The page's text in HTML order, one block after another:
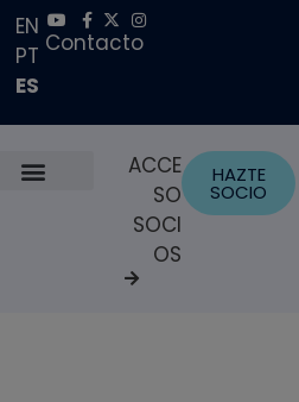
EN
PT
ES
Contacto
ACCE
SO
SOCI
OS
HAZTE
SOCIO